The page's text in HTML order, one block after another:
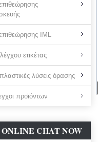
IML
ετικέτας
λύσεις όρασης
προϊόντων
CHAT NOW